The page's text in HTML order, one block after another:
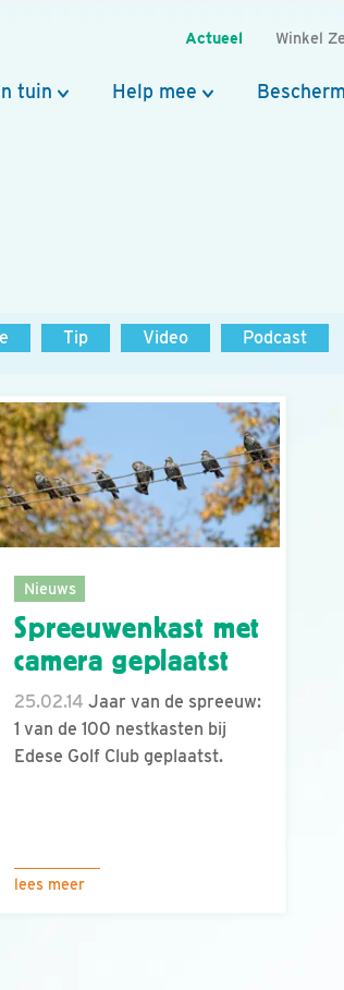
Actueel Winkel
tuin Help mee
Tip Video Podcast
Nieuws
Spreeuwenkast met
camera geplaatst
25.02.14 Jaar van de spreeuw:
1 van de 100 nestkasten bij
Edese Golf Club geplaatst.
lees meer